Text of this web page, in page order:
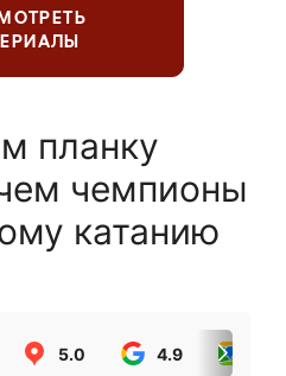
планку
чемпионы
катанию
5.0 4.9